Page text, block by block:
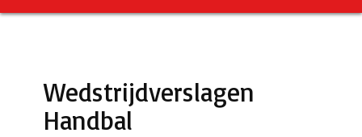
Wedstrijdverslagen
Handbal